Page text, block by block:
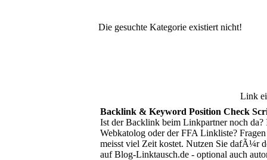
Die gesuchte Kategorie existiert nicht!
Link
Backlink & Keyword Position Check
Ist der Backlink beim Linkpartner noch
Webkatolog oder der FFA Linkliste?
meisst viel Zeit kostet. Nutzen Sie dafÃ¼r
auf Blog-Linktausch.de - optional auch